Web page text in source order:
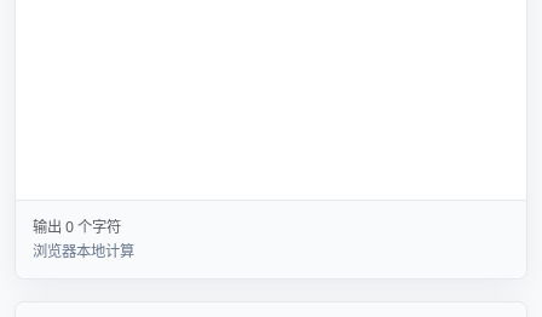
输出 0 个字符
浏览器本地计算